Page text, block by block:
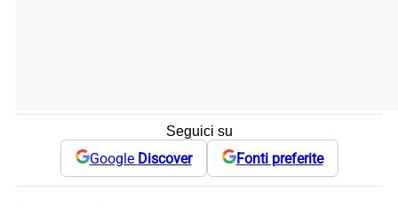
Seguici su
Google Discover Fonti preferite